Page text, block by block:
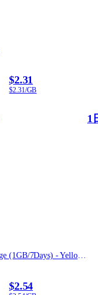
$2.31
$2.31/GB
1
⚡️ [5G] Global (202 countries) - Best 5G Coverage (1GB/7Days) - Yellow route
$2.54